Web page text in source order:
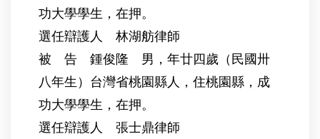
功大學學生，在押。
選任辯護人 林湖舫律師
被 告 鍾俊隆 男，年廿四歲（民國卅
八年生）台灣省桃園縣人，住桃園縣，成
功大學學生，在押。
選任辯護人 張士鼎律師